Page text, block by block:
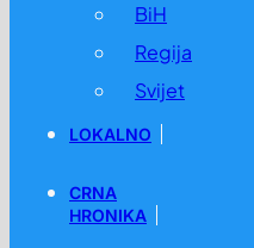
BiH
Regija
Svijet
LOKALNO
CRNA
HRONIKA